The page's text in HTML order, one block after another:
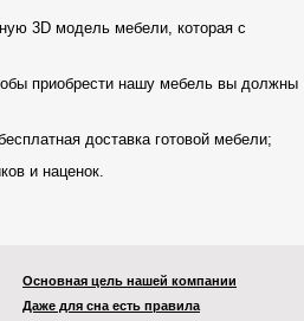
3D модель мебели, которая с
приобрести нашу мебель вы должны
доставка готовой мебели;
и наценок.
Основная цель нашей компании
Даже для сна есть правила